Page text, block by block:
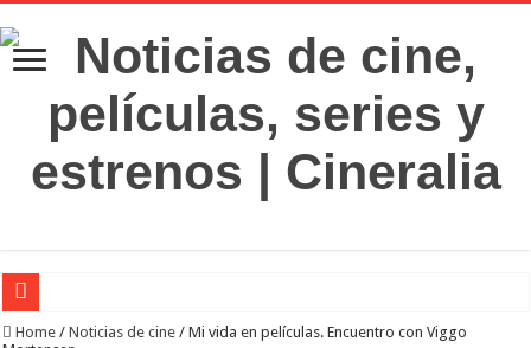
‘El Diablo se viste de Prada 2’. Desaparece la magia
Home / Noticias de cine / Mi vida en películas. Encuentro con Viggo